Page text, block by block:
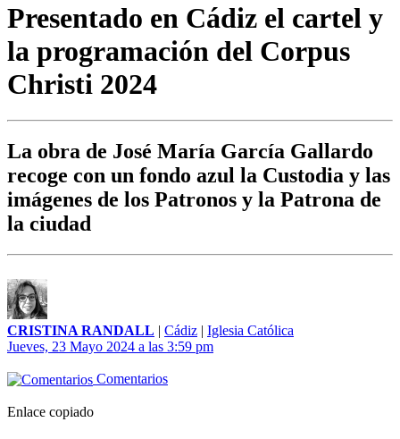
Presentado en Cádiz el cartel y
la programación del Corpus
Christi 2024
La obra de José María García Gallardo
recoge con un fondo azul la Custodia y las
imágenes de los Patronos y la Patrona de
la ciudad
CRISTINA RANDALL | Cádiz | Iglesia Católica
Jueves, 23 Mayo 2024 a las 3:59 pm
Comentarios
Enlace copiado